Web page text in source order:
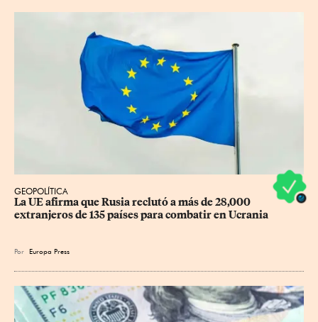
GEOPOLÍTICA
La UE afirma que Rusia reclutó a más de 28,000
extranjeros de 135 países para combatir en Ucrania
Por Europa Press